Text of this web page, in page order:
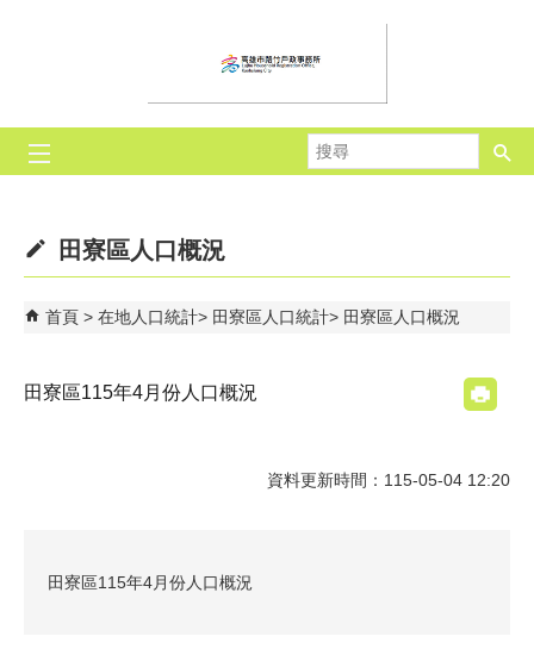
尋
田寮區人口概況
首頁 在地人口統計 田寮區人口統計 田寮區人口概況
田寮區115年4月份人口概況
資料更新時間：115-05-04 12:20
田寮區115年4月份人口概況